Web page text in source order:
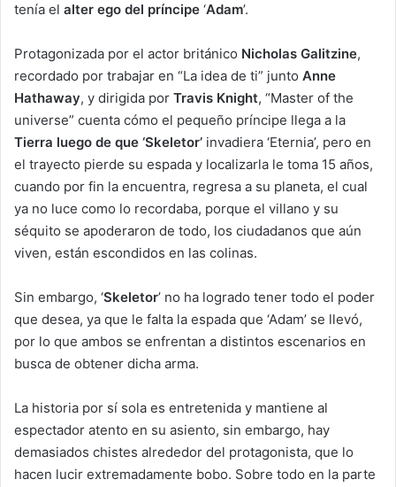
tenía el alter ego del príncipe ‘Adam’.
Protagonizada por el actor británico Nicholas Galitzine,
recordado por trabajar en “La idea de ti” junto Anne
Hathaway, y dirigida por Travis Knight, “Master of the
universe” cuenta cómo el pequeño príncipe llega a la
Tierra luego de que ‘Skeletor’ invadiera ‘Eternia’, pero en
el trayecto pierde su espada y localizarla le toma 15 años,
cuando por fin la encuentra, regresa a su planeta, el cual
ya no luce como lo recordaba, porque el villano y su
séquito se apoderaron de todo, los ciudadanos que aún
viven, están escondidos en las colinas.
Sin embargo, ‘Skeletor’ no ha logrado tener todo el poder
que desea, ya que le falta la espada que ‘Adam’ se llevó,
por lo que ambos se enfrentan a distintos escenarios en
busca de obtener dicha arma.
La historia por sí sola es entretenida y mantiene al
espectador atento en su asiento, sin embargo, hay
demasiados chistes alrededor del protagonista, que lo
hacen lucir extremadamente bobo. Sobre todo en la parte